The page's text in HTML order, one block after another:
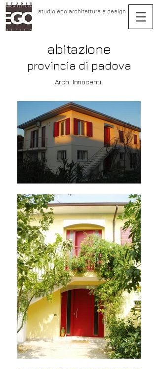
studio ego architettura e design
abitazione
provincia di padova
Arch. Innocenti